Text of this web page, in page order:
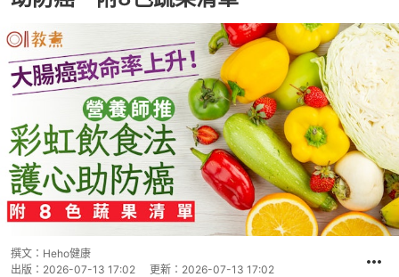
撰文： Heho健康
出版： 2026-07-13 17:02 更新： 2026-07-13 17:02